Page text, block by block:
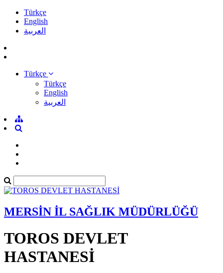
Türkçe
English
العربية
Türkçe
Türkçe
English
العربية
MERSİN İL SAĞLIK MÜDÜRLÜĞÜ
TOROS DEVLET
HASTANESİ